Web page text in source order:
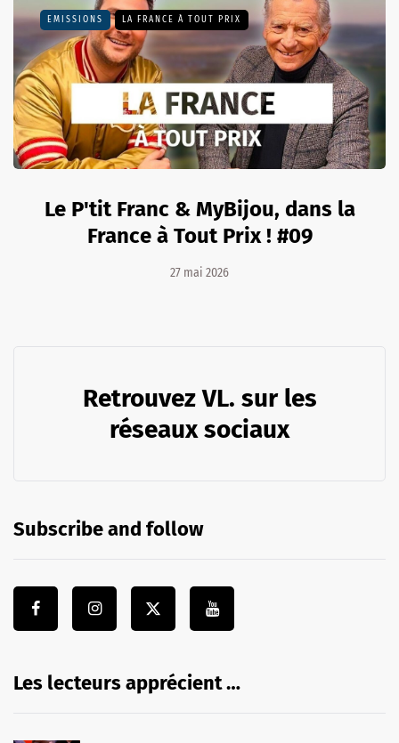
EMISSIONS LA FRANCE À TOUT PRIX
Le P'tit Franc & MyBijou, dans la
France à Tout Prix ! #09
27 mai 2026
Retrouvez VL. sur les
réseaux sociaux
Subscribe and follow
Les lecteurs apprécient …